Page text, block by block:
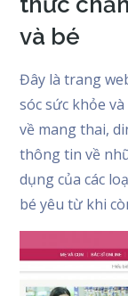
và bé
Đây là trang
sóc sức khỏe
về mang thai,
thông tin về
dụng của các
bé yêu từ khi